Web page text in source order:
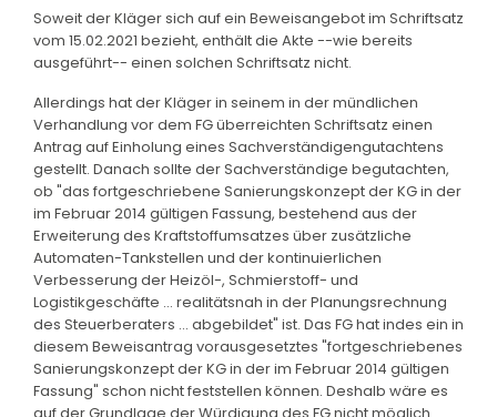
Soweit der Kläger sich auf ein Beweisangebot im Schriftsatz
vom 15.02.2021 bezieht, enthält die Akte --wie bereits
ausgeführt-- einen solchen Schriftsatz nicht.
Allerdings hat der Kläger in seinem in der mündlichen
Verhandlung vor dem FG überreichten Schriftsatz einen
Antrag auf Einholung eines Sachverständigengutachtens
gestellt. Danach sollte der Sachverständige begutachten,
ob "das fortgeschriebene Sanierungskonzept der KG in der
im Februar 2014 gültigen Fassung, bestehend aus der
Erweiterung des Kraftstoffumsatzes über zusätzliche
Automaten-Tankstellen und der kontinuierlichen
Verbesserung der Heizöl-, Schmierstoff- und
Logistikgeschäfte ... realitätsnah in der Planungsrechnung
des Steuerberaters ... abgebildet" ist. Das FG hat indes ein in
diesem Beweisantrag vorausgesetztes "fortgeschriebenes
Sanierungskonzept der KG in der im Februar 2014 gültigen
Fassung" schon nicht feststellen können. Deshalb wäre es